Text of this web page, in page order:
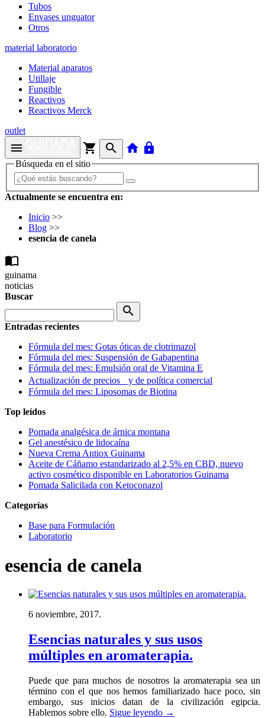
Tubos
Envases unguator
Otros
material laboratorio
Material aparatos
Utillaje
Fungible
Reactivos
Reactivos Merck
outlet
menu shopping_cart search home lock
Búsqueda en el sitio
Actualmente se encuentra en:
Inicio >>
Blog >>
esencia de canela
import_contacts
guinama
noticias
Buscar
search
Entradas recientes
Fórmula del mes: Gotas óticas de clotrimazol
Fórmula del mes: Suspensión de Gabapentina
Fórmula del mes: Emulsión oral de Vitamina E
Actualización de precios y de política comercial
Fórmula del mes: Liposomas de Biotina
Top leídos
Pomada analgésica de árnica montana
Gel anestésico de lidocaína
Nueva Crema Antiox Guinama
Aceite de Cáñamo estandarizado al 2,5% en CBD, nuevo
activo cosmético disponible en Laboratorios Guinama
Pomada Salicilada con Ketoconazol
Categorías
Base para Formulación
Laboratorio
esencia de canela
6 noviembre, 2017.
Esencias naturales y sus usos
múltiples en aromaterapia.
Puede que para muchos de nosotros la aromaterapia sea un
término con el que nos hemos familiarizado hace poco, sin
embargo, sus inicios datan de la civilización egipcia.
Hablemos sobre ello. Sigue leyendo →